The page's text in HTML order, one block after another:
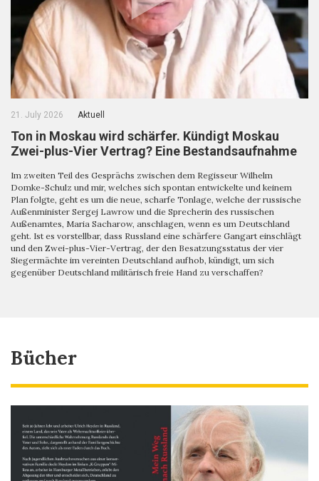
21. July 2026 Aktuell
Ton in Moskau wird schärfer. Kündigt Moskau
Zwei-plus-Vier Vertrag? Eine Bestandsaufnahme
Im zweiten Teil des Gesprächs zwischen dem Regisseur Wilhelm
Domke-Schulz und mir, welches sich spontan entwickelte und keinem
Plan folgte, geht es um die neue, scharfe Tonlage, welche der russische
Außenminister Sergej Lawrow und die Sprecherin des russischen
Außenamtes, Maria Sacharow, anschlagen, wenn es um Deutschland
geht. Ist es vorstellbar, dass Russland eine schärfere Gangart einschlägt
und den Zwei-plus-Vier-Vertrag, der den Besatzungsstatus der vier
Siegermächte im vereinten Deutschland aufhob, kündigt, um sich
gegenüber Deutschland militärisch freie Hand zu verschaffen?
Bücher